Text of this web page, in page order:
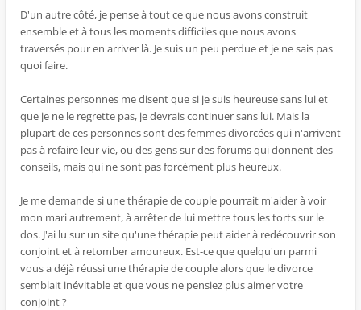
D'un autre côté, je pense à tout ce que nous avons construit
ensemble et à tous les moments difficiles que nous avons
traversés pour en arriver là. Je suis un peu perdue et je ne sais pas
quoi faire.
Certaines personnes me disent que si je suis heureuse sans lui et
que je ne le regrette pas, je devrais continuer sans lui. Mais la
plupart de ces personnes sont des femmes divorcées qui n'arrivent
pas à refaire leur vie, ou des gens sur des forums qui donnent des
conseils, mais qui ne sont pas forcément plus heureux.
Je me demande si une thérapie de couple pourrait m'aider à voir
mon mari autrement, à arrêter de lui mettre tous les torts sur le
dos. J'ai lu sur un site qu'une thérapie peut aider à redécouvrir son
conjoint et à retomber amoureux. Est-ce que quelqu'un parmi
vous a déjà réussi une thérapie de couple alors que le divorce
semblait inévitable et que vous ne pensiez plus aimer votre
conjoint ?